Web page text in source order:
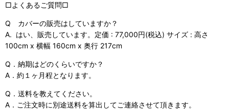
□よくあるご質問□
Q カバーの販売はしていますか？
A. はい、販売しています。定価 : 77,000円(税込) サイズ : 高さ
100cm x 横幅 160cm x 奥行 217cm
Q．納期はどのくらいですか？
A．約１ヶ月程となります。
Q．送料を教えてください。
A．ご注文時に別途送料を算出してご連絡させて頂きます。